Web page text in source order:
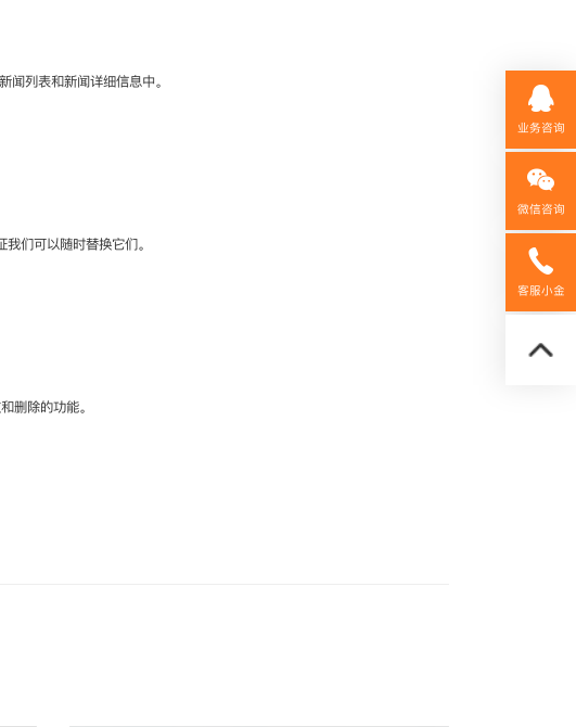
业务咨询
微信咨询
客服小金
列表和新闻详细信息中。
们可以随时替换它们。
删除的功能。